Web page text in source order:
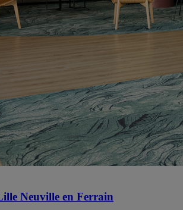
Neuville en Ferrain